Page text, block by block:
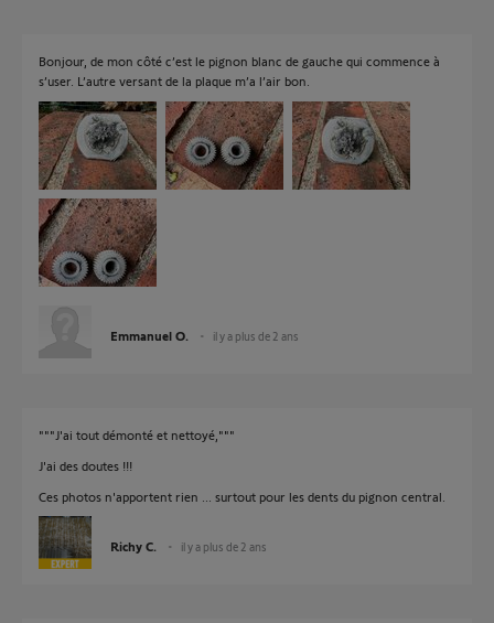
Bonjour, de mon côté c’est le pignon blanc de gauche qui commence à
s’user. L’autre versant de la plaque m’a l’air bon.
Emmanuel O. il y a plus de 2 ans
"""J'ai tout démonté et nettoyé,"""
J'ai des doutes !!!
Ces photos n'apportent rien ... surtout pour les dents du pignon central.
Richy C. il y a plus de 2 ans